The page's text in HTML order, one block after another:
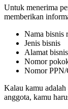
Untuk menerima
memberikan
Nama bisnis
Jenis bisnis
Alamat bisnis
Nomor
Nomor
Kalau kamu
anggota, kamu